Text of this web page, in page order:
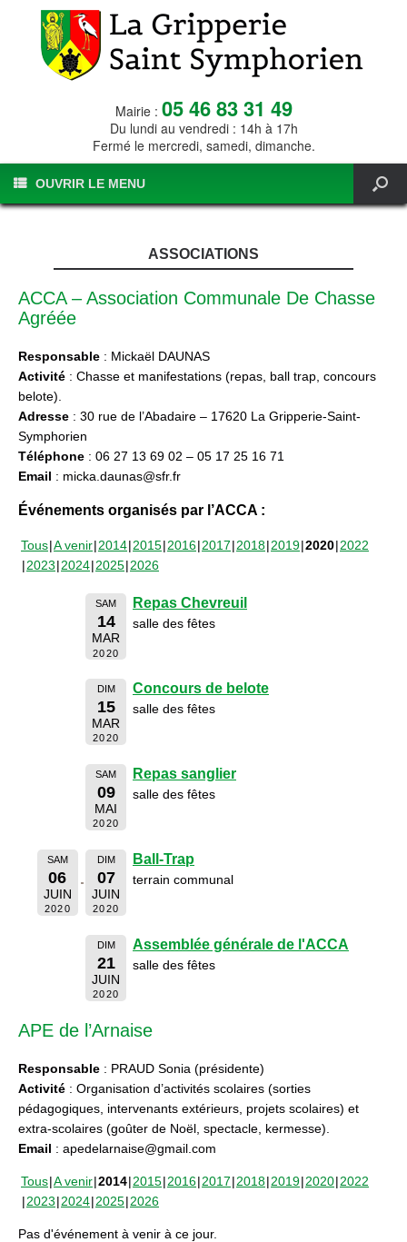
Mairie : 05 46 83 31 49
Du lundi au vendredi : 14h à 17h
Fermé le mercredi, samedi, dimanche.
OUVRIR LE MENU
ASSOCIATIONS
ACCA – Association Communale De Chasse
Agréée
Responsable : Mickaël DAUNAS
Activité : Chasse et manifestations (repas, ball trap, concours
belote).
Adresse : 30 rue de l’Abadaire – 17620 La Gripperie-Saint-
Symphorien
Téléphone : 06 27 13 69 02 – 05 17 25 16 71
Email : micka.daunas@sfr.fr
Événements organisés par l’ACCA :
Tous A venir 2014 2015 2016 2017 2018 2019 2020 2022
2023 2024 2025 2026
SAM
14
MAR
2020
Repas Chevreuil
salle des fêtes
DIM
15
MAR
2020
Concours de belote
salle des fêtes
SAM
09
MAI
2020
Repas sanglier
salle des fêtes
SAM
06
JUIN
2020
DIM
07
JUIN
2020
Ball-Trap
terrain communal
DIM
21
JUIN
2020
Assemblée générale de l'ACCA
salle des fêtes
APE de l’Arnaise
Responsable : PRAUD Sonia (présidente)
Activité : Organisation d’activités scolaires (sorties
pédagogiques, intervenants extérieurs, projets scolaires) et
extra-scolaires (goûter de Noël, spectacle, kermesse).
Email : apedelarnaise@gmail.com
Tous A venir 2014 2015 2016 2017 2018 2019 2020 2022
2023 2024 2025 2026
Pas d'événement à venir à ce jour.